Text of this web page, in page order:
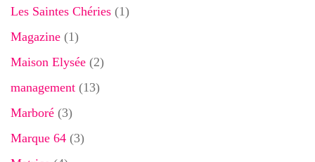
Les Saintes Chéries (1)
Magazine (1)
Maison Elysée (2)
management (13)
Marboré (3)
Marque 64 (3)